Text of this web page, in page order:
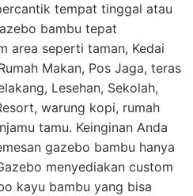
tempat tinggal atau
bambu tepat
area seperti taman, Kedai
Makan, Pos Jaga, teras
Lesehan, Sekolah,
warung kopi, rumah
tamu. Keinginan Anda
gazebo bambu hanya
menyediakan custom
kayu bambu yang bisa